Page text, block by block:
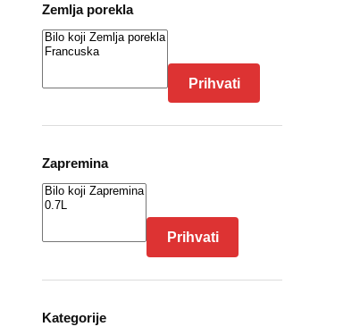
Zemlja porekla
Prihvati
Zapremina
Prihvati
Kategorije